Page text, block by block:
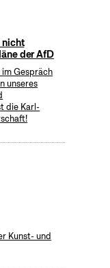
nicht
der AfD
im Gespräch
unseres
die Karl-
Kunst- und